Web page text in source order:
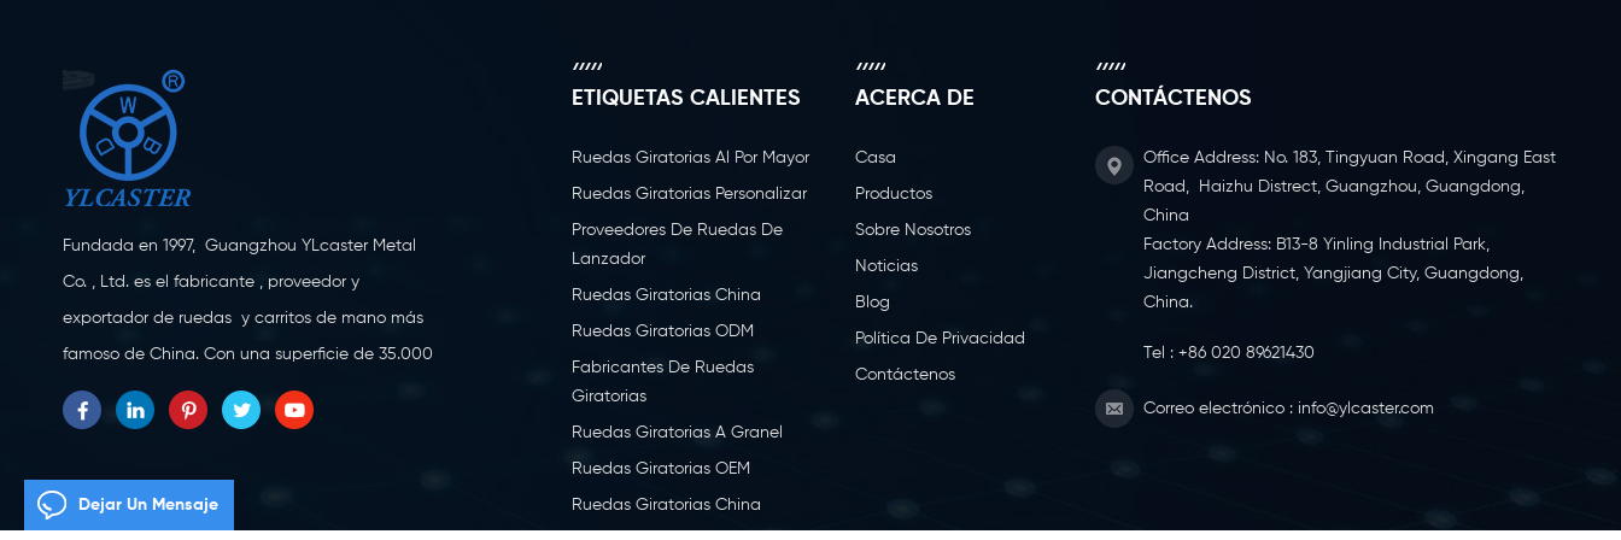
Fundada en 1997, Guangzhou YLcaster Metal
Co. , Ltd. es el fabricante , proveedor y
exportador de ruedas y carritos de mano más
famoso de China. Con una superficie de 35.000
metros cuadrados, ubicada en la ciudad de
Yangjiang, provincia de Guangdong, con más
dedicados a la innovación, la creación y la
producción. Como fabricante profesional de
ETIQUETAS CALIENTES
Ruedas Giratorias Al Por Mayor
Ruedas Giratorias Personalizar
Proveedores De Ruedas De
Lanzador
Ruedas Giratorias China
Ruedas Giratorias ODM
Fabricantes De Ruedas
Giratorias
Ruedas Giratorias A Granel
Ruedas Giratorias OEM
Ruedas Giratorias China
ACERCA DE
Casa
Productos
Sobre Nosotros
Noticias
Blog
Política De Privacidad
Contáctenos
CONTÁCTENOS
Office Address: No. 183, Tingyuan Road, Xingang East
Road, Haizhu Distrect, Guangzhou, Guangdong,
China
Factory Address: B13-8 Yinling Industrial Park,
Jiangcheng District, Yangjiang City, Guangdong,
China.
Tel : +86 020 89621430
Correo electrónico : info@ylcaster.com
Dejar Un Mensaje